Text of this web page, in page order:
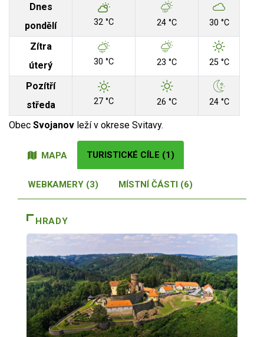
Dnes
pondělí
32 °C 24 °C 30 °C
Zítra
úterý
30 °C 23 °C 25 °C
Pozítří
středa
27 °C 26 °C 24 °C
Obec Svojanov leží v okrese Svitavy.
MAPA TURISTICKÉ CÍLE (1)
WEBKAMERY (3) MÍSTNÍ ČÁSTI (6)
HRADY